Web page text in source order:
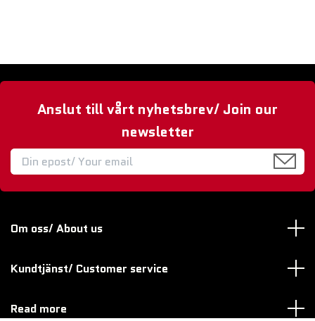
Anslut till vårt nyhetsbrev/ Join our
newsletter
Om oss/ About us
Kundtjänst/ Customer service
Read more